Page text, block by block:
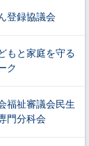
登録協議会
もと家庭を守る
ク
福祉審議会民生
門分科会